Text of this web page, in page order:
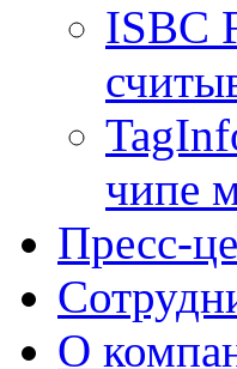
ISBC
чипе
Пресс-
О